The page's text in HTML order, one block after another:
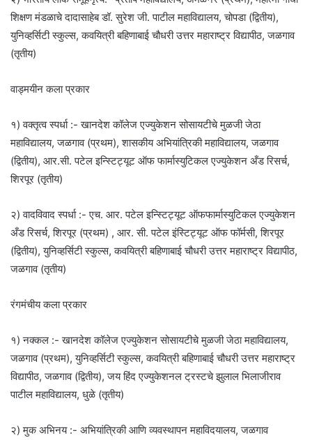
शिक्षण मंडळाचे दादासाहेब डॉ. सुरेश जी. पाटील महाविद्यालय, चोपडा (द्वितीय),
युनिव्हर्सिटी स्कुल्स, कवयित्री बहिणाबाई चौधरी उत्तर महाराष्ट्र विद्यापीठ, जळगाव
(तृतीय)
वाड्मयीन कला प्रकार
१) वक्तृत्व स्पर्धा :- खानदेश कॉलेज एज्युकेशन सोसायटीचे मुळजी जेठा
महाविद्यालय, जळगाव (प्रथम), शासकीय अभियांत्रिकी महाविद्यालय, जळगाव
(द्वितीय), आर.सी. पटेल इन्स्टिट्यूट ऑफ फार्मास्युटिकल एज्युकेशन अँड रिसर्च,
शिरपूर (तृतीय)
२) वादविवाद स्पर्धा :- एच. आर. पटेल इन्स्टिट्यूट ऑफफार्मास्युटिकल एज्युकेशन
अँड रिसर्च, शिरपूर (प्रथम) , आर. सी. पटेल इंस्टिट्यूट ऑफ फॉर्मसी, शिरपूर
(द्वितीय), युनिव्हर्सिटी स्कुल्स, कवयित्री बहिणाबाई चौधरी उत्तर महाराष्ट्र विद्यापीठ,
जळगाव (तृतीय)
रंगमंचीय कला प्रकार
१) नक्कल :- खानदेश कॉलेज एज्युकेशन सोसायटीचे मुळजी जेठा महाविद्यालय,
जळगाव (प्रथम), युनिव्हर्सिटी स्कुल्स, कवयित्री बहिणाबाई चौधरी उत्तर महाराष्ट्र
विद्यापीठ, जळगाव (द्वितीय), जय हिंद एज्युकेशनल ट्रस्टचे झुलाल भिलाजीराव
पाटील महाविद्यालय, धुळे (तृतीय)
२) मुक अभिनय :- अभियांत्रिकी आणि व्यवस्थापन महाविदयालय, जळगाव